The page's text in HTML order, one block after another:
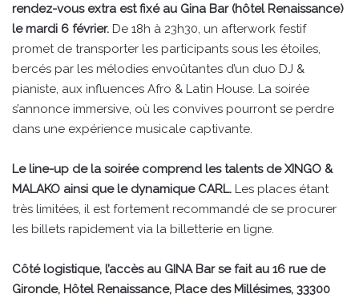
rendez-vous extra est fixé au Gina Bar (hôtel Renaissance)
le mardi 6 février. De 18h à 23h30, un afterwork festif
promet de transporter les participants sous les étoiles,
bercés par les mélodies envoûtantes d’un duo DJ &
pianiste, aux influences Afro & Latin House. La soirée
s’annonce immersive, où les convives pourront se perdre
dans une expérience musicale captivante.
Le line-up de la soirée comprend les talents de XINGO &
MALAKO ainsi que le dynamique CARL. Les places étant
très limitées, il est fortement recommandé de se procurer
les billets rapidement via la billetterie en ligne.
Côté logistique, l’accès au GINA Bar se fait au 16 rue de
Gironde, Hôtel Renaissance, Place des Millésimes, 33300